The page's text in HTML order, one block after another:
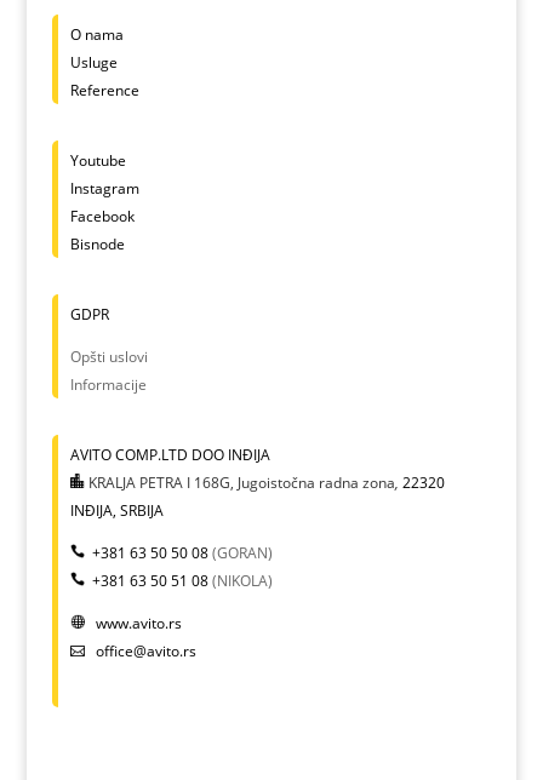
O nama
Usluge
Reference
Youtube
Instagram
Facebook
Bisnode
GDPR
Opšti uslovi
Informacije
AVITO COMP.LTD DOO INĐIJA
KRALJA PETRA I 168G, Jugoistočna radna zona, 22320
INĐIJA, SRBIJA
+381 63 50 50 08(GORAN)
+381 63 50 51 08(NIKOLA)
www.avito.rs
office@avito.rs